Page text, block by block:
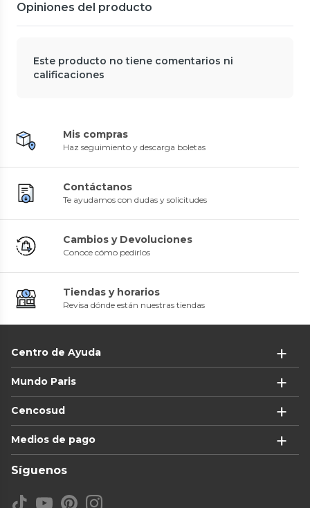
Opiniones del producto
Este producto no tiene comentarios ni
calificaciones
Mis compras
Haz seguimiento y descarga boletas
Contáctanos
Te ayudamos con dudas y solicitudes
Cambios y Devoluciones
Conoce cómo pedirlos
Tiendas y horarios
Revisa dónde están nuestras tiendas
Centro de Ayuda
Mundo Paris
Cencosud
Medios de pago
Síguenos